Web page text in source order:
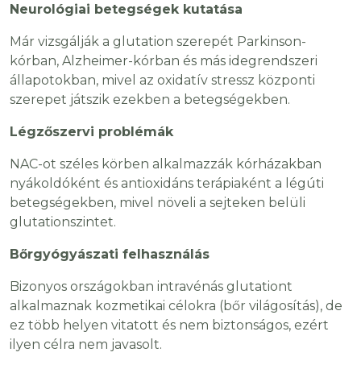
Neurológiai betegségek kutatása
Már vizsgálják a glutation szerepét Parkinson-
kórban, Alzheimer-kórban és más idegrendszeri
állapotokban, mivel az oxidatív stressz központi
szerepet játszik ezekben a betegségekben.
Légzőszervi problémák
NAC-ot széles körben alkalmazzák kórházakban
nyákoldóként és antioxidáns terápiaként a légúti
betegségekben, mivel növeli a sejteken belüli
glutationszintet.
Bőrgyógyászati felhasználás
Bizonyos országokban intravénás glutationt
alkalmaznak kozmetikai célokra (bőr világosítás), de
ez több helyen vitatott és nem biztonságos, ezért
ilyen célra nem javasolt.